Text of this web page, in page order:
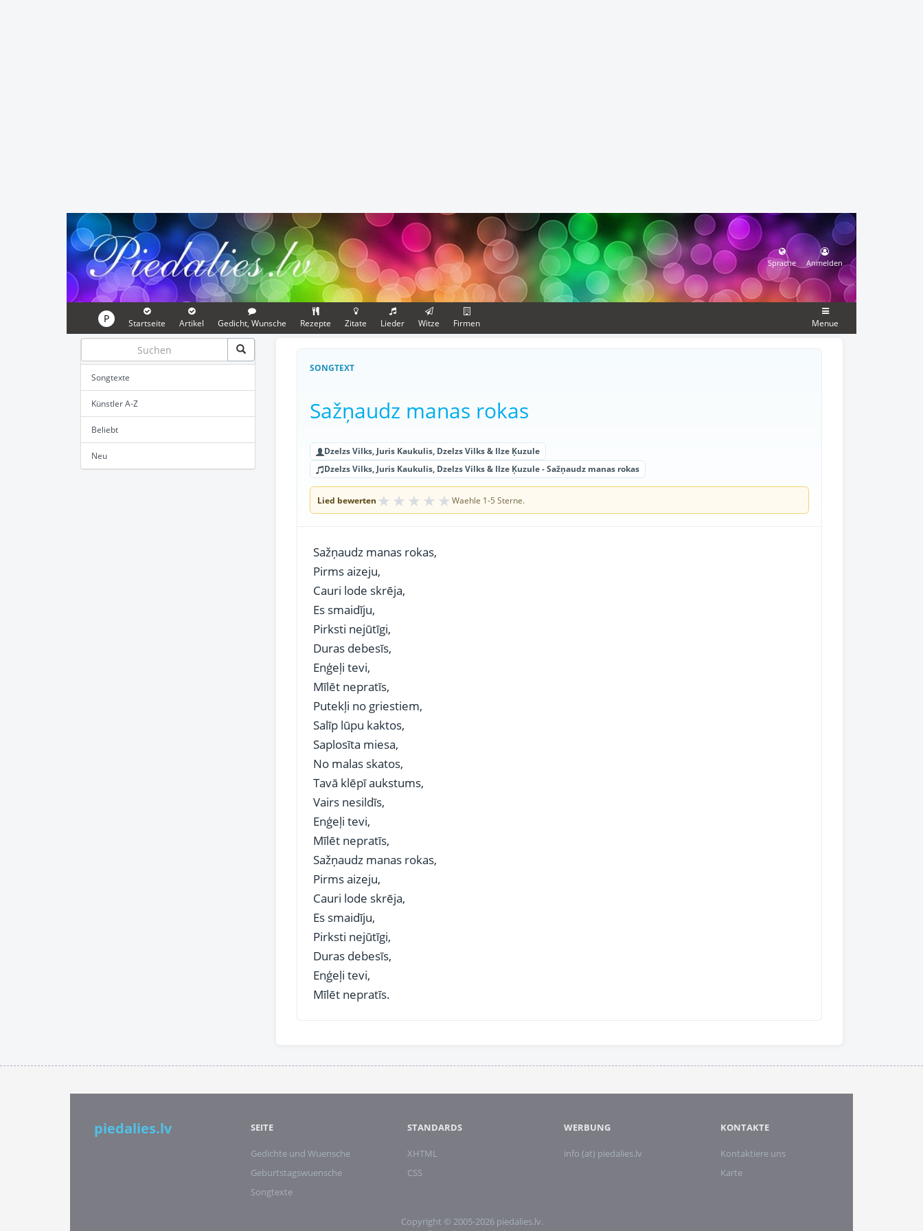
Sprache Anmelden
P Startseite Artikel Gedicht, Wunsche Rezepte Zitate Lieder Witze Firmen Menue
Songtexte
Künstler A-Z
Beliebt
Neu
SONGTEXT
Sažņaudz manas rokas
Dzelzs Vilks, Juris Kaukulis, Dzelzs Vilks & Ilze Ķuzule
Dzelzs Vilks, Juris Kaukulis, Dzelzs Vilks & Ilze Ķuzule - Sažņaudz manas rokas
Lied bewerten ★ ★ ★ ★ ★ Waehle 1-5 Sterne.
Sažņaudz manas rokas,
Pirms aizeju,
Cauri lode skrēja,
Es smaidīju,
Pirksti nejūtīgi,
Duras debesīs,
Enģeļi tevi,
Mīlēt nepratīs,
Putekļi no griestiem,
Salīp lūpu kaktos,
Saplosīta miesa,
No malas skatos,
Tavā klēpī aukstums,
Vairs nesildīs,
Enģeļi tevi,
Mīlēt nepratīs,
Sažņaudz manas rokas,
Pirms aizeju,
Cauri lode skrēja,
Es smaidīju,
Pirksti nejūtīgi,
Duras debesīs,
Enģeļi tevi,
Mīlēt nepratīs.
piedalies.lv SEITE
Gedichte und Wuensche
Geburtstagswuensche
Songtexte
STANDARDS
XHTML
CSS
WERBUNG
info (at) piedalies.lv
KONTAKTE
Kontaktiere uns
Karte
Copyright © 2005-2026 piedalies.lv.